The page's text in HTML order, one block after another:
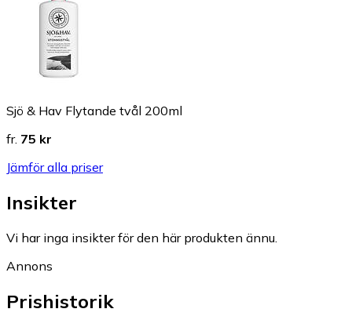
Sjö & Hav Flytande tvål 200ml
fr. 75 kr
Jämför alla priser
Insikter
Vi har inga insikter för den här produkten ännu.
Annons
Prishistorik